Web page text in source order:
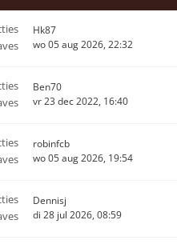
Hk87
wo 05 aug 2026, 22:32
Ben70
vr 23 dec 2022, 16:40
robinfcb
wo 05 aug 2026, 19:54
Dennisj
di 28 jul 2026, 08:59